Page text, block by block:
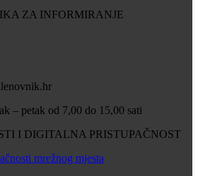
ZA INFORMIRANJE
– petak od 7,00 do 15,00 sati
I DIGITALNA PRISTUPAČNOST
mrežnog mjesta